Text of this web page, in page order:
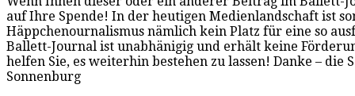
auf Ihre Spende! In der heutigen Medienlandschaft ist
Häppchenournalismus nämlich kein Platz für eine so
Ballett-Journal ist unabhänigig und erhält keine
helfen Sie, es weiterhin bestehen zu lassen! Danke – die
Sonnenburg